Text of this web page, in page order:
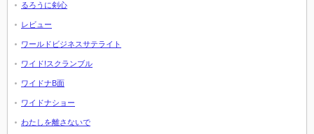
るろうに剣心
レビュー
ワールドビジネスサテライト
ワイド!スクランブル
ワイドナB面
ワイドナショー
わたしを離さないで